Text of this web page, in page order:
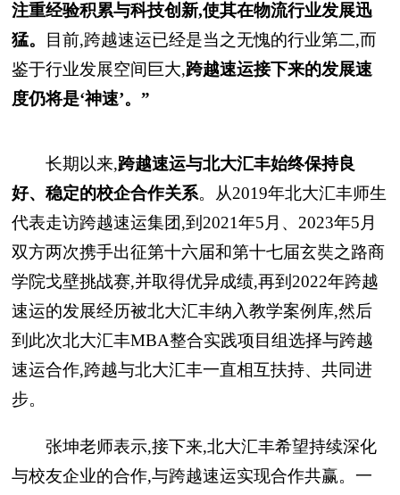
注重经验积累与科技创新,使其在物流行业发展迅
猛。
目前,跨越速运已经是当之无愧的行业第二,而
鉴于行业发展空间巨大,跨越速运接下来的发展速
度仍将是‘神速’。”
长期以来,跨越速运与北大汇丰始终保持良
好、稳定的校企合作关系。从2019年北大汇丰师生
代表走访跨越速运集团,到2021年5月、2023年5月
双方两次携手出征第十六届和第十七届玄奘之路商
学院戈壁挑战赛,并取得优异成绩,再到2022年跨越
速运的发展经历被北大汇丰纳入教学案例库,然后
到此次北大汇丰MBA整合实践项目组选择与跨越
速运合作,跨越与北大汇丰一直相互扶持、共同进
步。
张坤老师表示,接下来,北大汇丰希望持续深化
与校友企业的合作,与跨越速运实现合作共赢。一